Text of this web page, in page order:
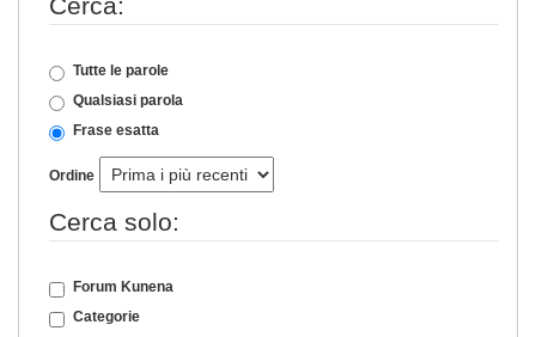
Tutte le parole
Qualsiasi parola
Frase esatta
Ordine
Cerca solo:
Forum Kunena
Categorie